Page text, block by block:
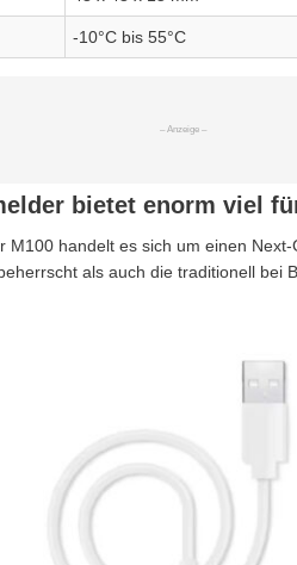
-10°C bis 55°C
bietet enorm viel
M100 handelt es sich um einen
als auch die traditionell bei